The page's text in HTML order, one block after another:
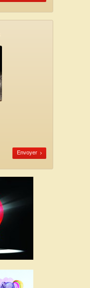
Envoyer